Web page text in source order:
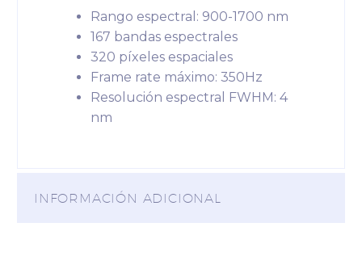
Rango espectral: 900-1700 nm
167 bandas espectrales
320 píxeles espaciales
Frame rate máximo: 350Hz
Resolución espectral FWHM: 4
nm
INFORMACIÓN ADICIONAL